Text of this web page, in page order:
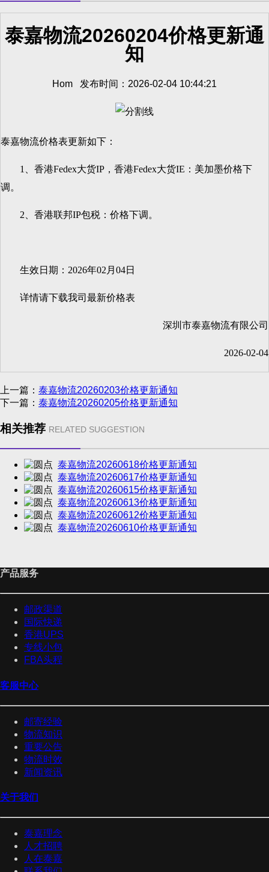
泰嘉物流20260204价格更新通
知
Hom 发布时间：2026-02-04 10:44:21
泰嘉物流价格表更新如下：
1、香港Fedex大货IP，香港Fedex大货IE：美加墨价格下
调。
2、香港联邦IP包税：价格下调。
生效日期：2026年02月04日
详情请下载我司最新价格表
深圳市泰嘉物流有限公司
2026-02-04
上一篇： 泰嘉物流20260203价格更新通知
下一篇： 泰嘉物流20260205价格更新通知
相关推荐 RELATED SUGGESTION
泰嘉物流20260618价格更新通知
泰嘉物流20260617价格更新通知
泰嘉物流20260615价格更新通知
泰嘉物流20260613价格更新通知
泰嘉物流20260612价格更新通知
泰嘉物流20260610价格更新通知
产品服务
邮政渠道
国际快递
香港UPS
专线小包
FBA头程
客服中心
邮寄经验
物流知识
重要公告
物流时效
新闻资讯
关于我们
泰嘉理念
人才招聘
人在泰嘉